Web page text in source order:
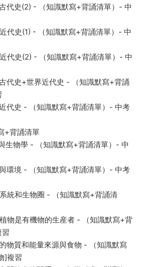
代史(2) - （知識默寫+背誦清單）- 中
代史(1) - （知識默寫+背誦清單）- 中
代史(2) - （知識默寫+背誦清單）- 中
代史+世界近代史 - （知識默寫+背誦
代史 - （知識默寫+背誦清單）- 中考
+背誦清單
生物學 - （知識默寫+背誦清單）- 中
環境 - （知識默寫+背誦清單）- 中考
統和生物圈 - （知識默寫+背誦清
物是有機物的生産者 - （知識默寫+背
物質和能量來源與食物 - （知識默寫
]複習